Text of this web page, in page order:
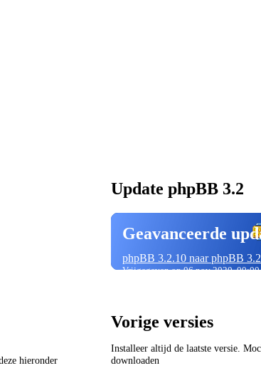
hieronder
Update phpBB 3.2
Geavanceerde
phpBB 3.2.10 naar phpBB
Vrijgegeven op 06 nov 2020, 00:00
Vorige versies
Installeer altijd de laatste versie.
downloaden